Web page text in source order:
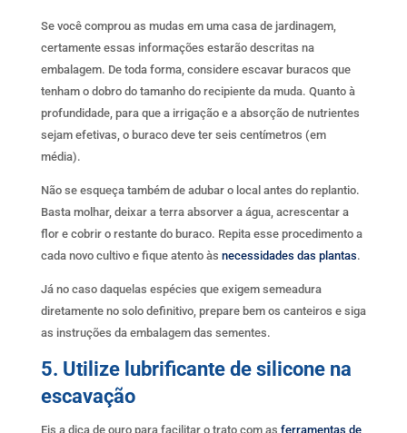
Se você comprou as mudas em uma casa de jardinagem,
certamente essas informações estarão descritas na
embalagem. De toda forma, considere escavar buracos que
tenham o dobro do tamanho do recipiente da muda. Quanto à
profundidade, para que a irrigação e a absorção de nutrientes
sejam efetivas, o buraco deve ter seis centímetros (em
média).
Não se esqueça também de adubar o local antes do replantio.
Basta molhar, deixar a terra absorver a água, acrescentar a
flor e cobrir o restante do buraco. Repita esse procedimento a
cada novo cultivo e fique atento às necessidades das plantas.
Já no caso daquelas espécies que exigem semeadura
diretamente no solo definitivo, prepare bem os canteiros e siga
as instruções da embalagem das sementes.
5. Utilize lubrificante de silicone na
escavação
Eis a dica de ouro para facilitar o trato com as ferramentas de